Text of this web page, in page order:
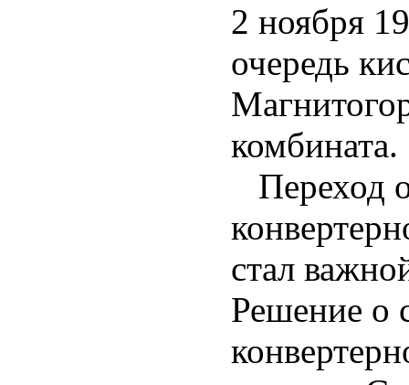
2 ноября
очередь
комбината.
Переход
стал
Решение о